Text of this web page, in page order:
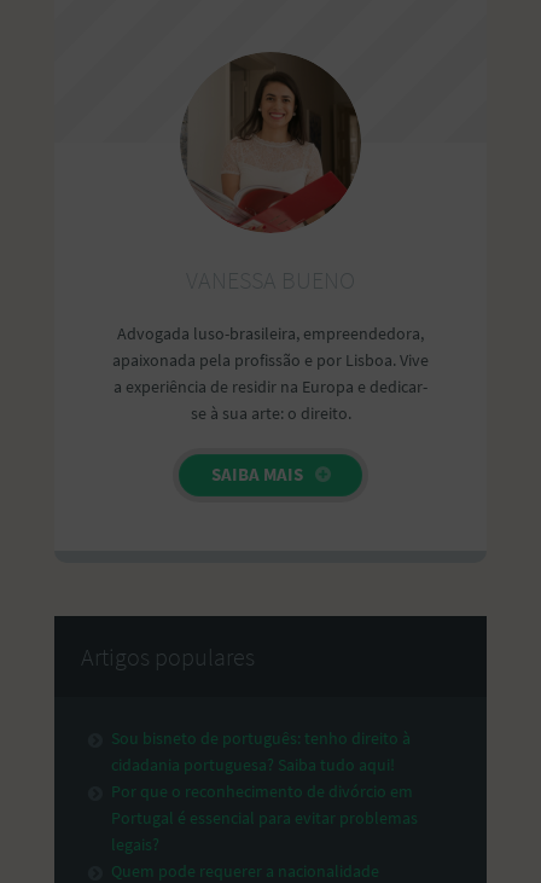
Advogada luso-brasileira, empreendedora,
apaixonada pela profissão e por Lisboa. Vive
a experiência de residir na Europa e dedicar-
se à sua arte: o direito.
SAIBA MAIS
Artigos populares
Sou bisneto de português: tenho direito à
cidadania portuguesa? Saiba tudo aqui!
Por que o reconhecimento de divórcio em
Portugal é essencial para evitar problemas
legais?
Quem pode requerer a nacionalidade